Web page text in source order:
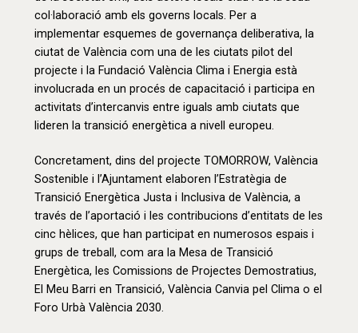
col·laboració amb els governs locals. Per a
implementar esquemes de governança deliberativa, la
ciutat de València com una de les ciutats pilot del
projecte i la Fundació València Clima i Energia està
involucrada en un procés de capacitació i participa en
activitats d’intercanvis entre iguals amb ciutats que
lideren la transició energètica a nivell europeu.
Concretament, dins del projecte TOMORROW, València
Sostenible i l’Ajuntament elaboren l’Estratègia de
Transició Energètica Justa i Inclusiva de València, a
través de l’aportació i les contribucions d’entitats de les
cinc hèlices, que han participat en numerosos espais i
grups de treball, com ara la Mesa de Transició
Energètica, les Comissions de Projectes Demostratius,
El Meu Barri en Transició, València Canvia pel Clima o el
Foro Urbà València 2030.